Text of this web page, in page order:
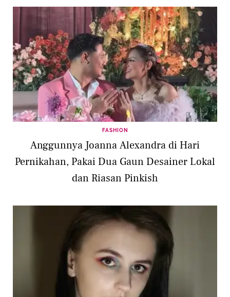
FASHION
Anggunnya Joanna Alexandra di Hari
Pernikahan, Pakai Dua Gaun Desainer Lokal
dan Riasan Pinkish